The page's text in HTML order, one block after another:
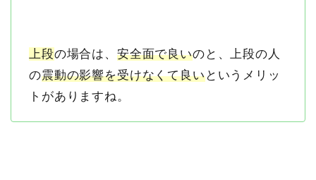
上段の場合は、 安全面で良いのと、上段の人
の震動の影響を受けなくて良いというメリッ
トがありますね。